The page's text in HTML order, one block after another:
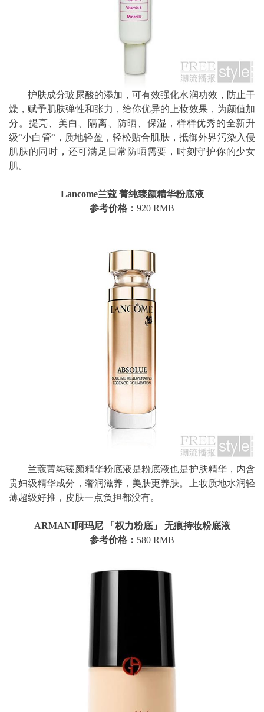
护肤成分玻尿酸的添加，可有效强化水润功效，防止干
燥，赋予肌肤弹性和张力，给你优异的上妆效果，为颜值加
分。提亮、美白、隔离、防晒、保湿，样样优秀的全新升
级“小白管“，质地轻盈，轻松贴合肌肤，抵御外界污染入侵
肌肤的同时，还可满足日常防晒需要，时刻守护你的少女
肌。
Lancome兰蔻 菁纯臻颜精华粉底液
参考价格： 920 RMB
兰蔻菁纯臻颜精华粉底液是粉底液也是护肤精华，内含
贵妇级精华成分，奢润滋养，美肤更养肤。上妆质地水润轻
薄超级好推，皮肤一点负担都没有。
ARMANI阿玛尼 「权力粉底」 无痕持妆粉底液
参考价格： 580 RMB